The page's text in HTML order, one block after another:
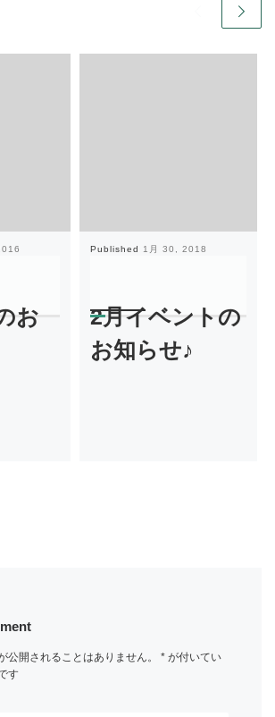
お
Published 1月 30, 2018
2月イベントの
お知らせ♪
公開されることはありません。 *が付いてい
す